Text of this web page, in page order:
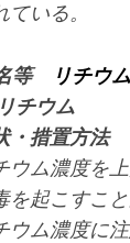
ている。
等
リチウ
チウム
・措置方法
ウム濃度を
を起こすこ
ウム濃度に